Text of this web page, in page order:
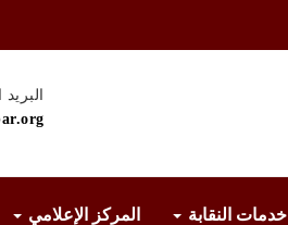
خدمات النقابة المركز الإعلامي